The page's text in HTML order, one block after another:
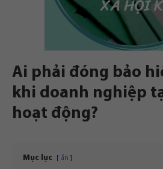
Ai phải đóng bảo
khi doanh nghiệp
hoạt động?
Mục lục ẩn